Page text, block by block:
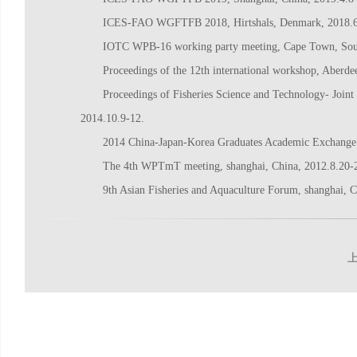
ICES-FAO WGFTFB 2018, Hirtshals, Denmark,
IOTC WPB-16 working party meeting, Cape Town,
Proceedings of the 12th international workshop,
Proceedings of Fisheries Science and Technology-
2014.10.9-12.
2014 China-Japan-Korea Graduates Academic
The 4th WPTmT meeting, shanghai, China, 2012.8.20-
9th Asian Fisheries and Aquaculture Forum, shanghai,